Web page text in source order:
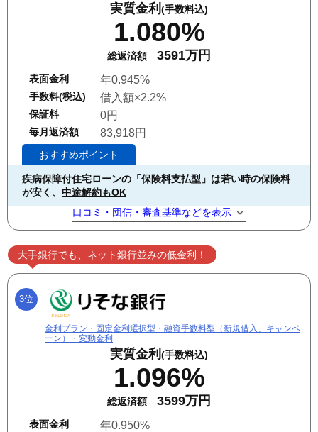
実質金利 (手数料込)
1.080%
総返済額 3591万円
表面金利 年0.945%
手数料(税込) 借入額×2.2%
保証料 0円
毎月返済額 83,918円
おすすめポイント
疾病保障付住宅ローンの「保険料支払型」は若い時の保険料
が安く、 中途解約もOK
口コミ・団信・審査基準などを表示
大手銀行でも、ネット銀行並みの低金利！
3位
金利プラン・固定金利選択型・融資手数料型（新規借入、キャンペ
ーン）・変動金利
実質金利 (手数料込)
1.096%
総返済額 3599万円
表面金利 年0.950%